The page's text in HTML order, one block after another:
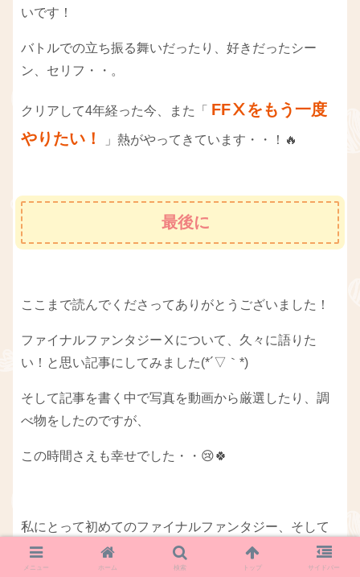
いです！
バトルでの立ち振る舞いだったり、好きだったシー
ン、セリフ・・。
クリアして4年経った今、また「 FFⅩをもう一度
やりたい！
」熱がやってきています・・！🔥
最後に
ここまで読んでくださってありがとうございました！
ファイナルファンタジーⅩについて、久々に語りた
い！と思い記事にしてみました(*´▽｀*)
そして記事を書く中で写真を動画から厳選したり、調
べ物をしたのですが、
この時間さえも幸せでした・・😢🍀
私にとって初めてのファイナルファンタジー、そして
大好きなファイナルファンタジー。
メニュー ホーム 検索 トップ サイドバー